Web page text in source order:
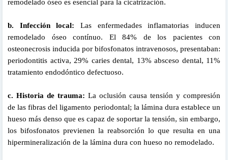
remodelado óseo es esencial para la cicatrización.
b. Infección local: Las enfermedades inflamatorias inducen
remodelado óseo contínuo. El 84% de los pacientes con
osteonecrosis inducida por bifosfonatos intravenosos, presentaban:
periodontitis activa, 29% caries dental, 13% absceso dental, 11%
tratamiento endodóntico defectuoso.
c. Historia de trauma: La oclusión causa tensión y compresión
de las fibras del ligamento periodontal; la lámina dura establece un
hueso más denso que es capaz de soportar la tensión, sin embargo,
los bifosfonatos previenen la reabsorción lo que resulta en una
hipermineralización de la lámina dura con hueso no remodelado.